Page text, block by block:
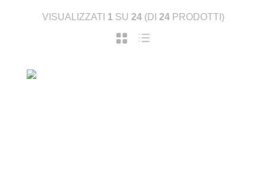
VISUALIZZATI 1 SU 24(DI 24PRODOTTI)